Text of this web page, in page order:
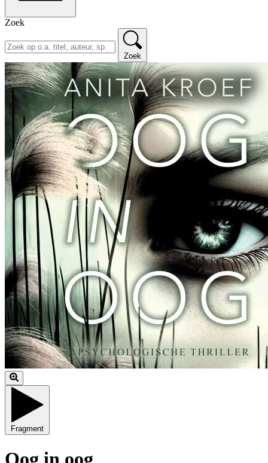
Zoek
Zoek
Fragment
Oog in oog